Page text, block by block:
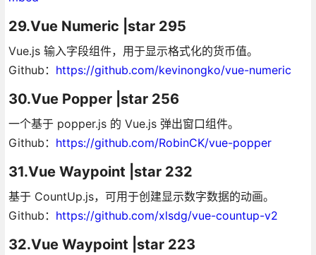
29.Vue Numeric |star 295
Vue.js 输入字段组件，用于显示格式化的货币值。
Github： https://github.com/kevinongko/vue-numeric
30.Vue Popper |star 256
一个基于 popper.js 的 Vue.js 弹出窗口组件。
Github： https://github.com/RobinCK/vue-popper
31.Vue Waypoint |star 232
基于 CountUp.js，可用于创建显示数字数据的动画。
Github： https://github.com/xlsdg/vue-countup-v2
32.Vue Waypoint |star 223